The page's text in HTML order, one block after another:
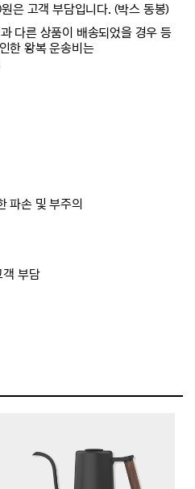
은 고객 부담입니다. (박스 동봉)
다른 상품이 배송되었을 경우 등
한 왕복 운송비는
파손 및 부주의
객 부담